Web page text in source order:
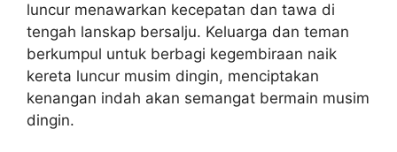
luncur menawarkan kecepatan dan tawa di
tengah lanskap bersalju. Keluarga dan teman
berkumpul untuk berbagi kegembiraan naik
kereta luncur musim dingin, menciptakan
kenangan indah akan semangat bermain musim
dingin.